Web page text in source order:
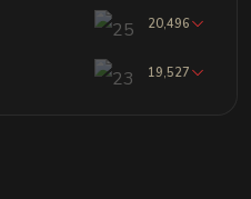
20,496
19,527